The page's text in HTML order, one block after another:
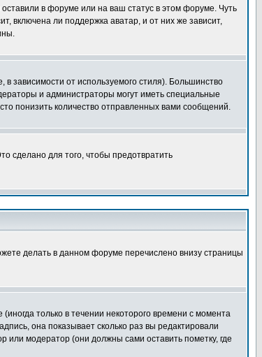
в форуме или на ваш статус в этом форуме. Чуть
включена ли поддержка аватар, и от них же зависит,
зависимости от используемого стиля). Большинство
и администраторы могут иметь специальные
понизить количество отправленных вами сообщений.
сделано для того, чтобы предотвратить
делать в данном форуме перечислено внизу страницы
только в течении некоторого времени с момента
она показывает сколько раз вы редактировали
модератор (они должны сами оставить пометку, где